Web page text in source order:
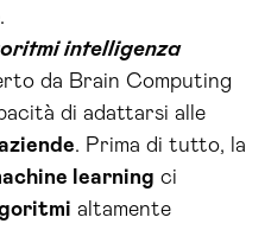
intelligenza
da Brain Computing
di adattarsi alle
. Prima di tutto, la
learning ci
altamente